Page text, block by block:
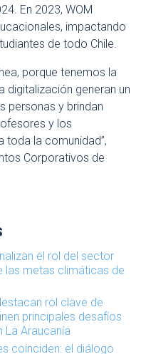
En 2023, WOM
impactando
de todo Chile.
porque tenemos la
digitalización generan un
personas y brindan
y los
toda la comunidad”,
Corporativos de
el rol del sector
las metas climáticas de
rol clave de
principales desafíos
La Araucanía
coinciden: el diálogo